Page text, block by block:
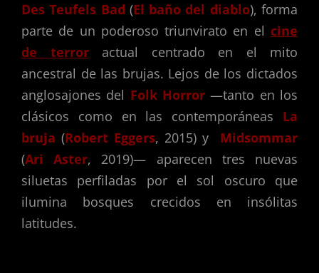
Des Teufels Bad (El baño del diablo), forma
parte de un poderoso triunvirato en el cine
de terroractual centrado en el mito
ancestral de las brujas. Lejos de los dictados
anglosajones del Folk Horror —tanto en los
clásicos como en las contemporáneas La
bruja (Robert Eggers, 2015) y Midsommar
(Ari Aster, 2019)— aparecen tres nuevas
siluetas perfiladas por el sol oscuro que
ilumina bosques crecidos en insólitas
latitudes.